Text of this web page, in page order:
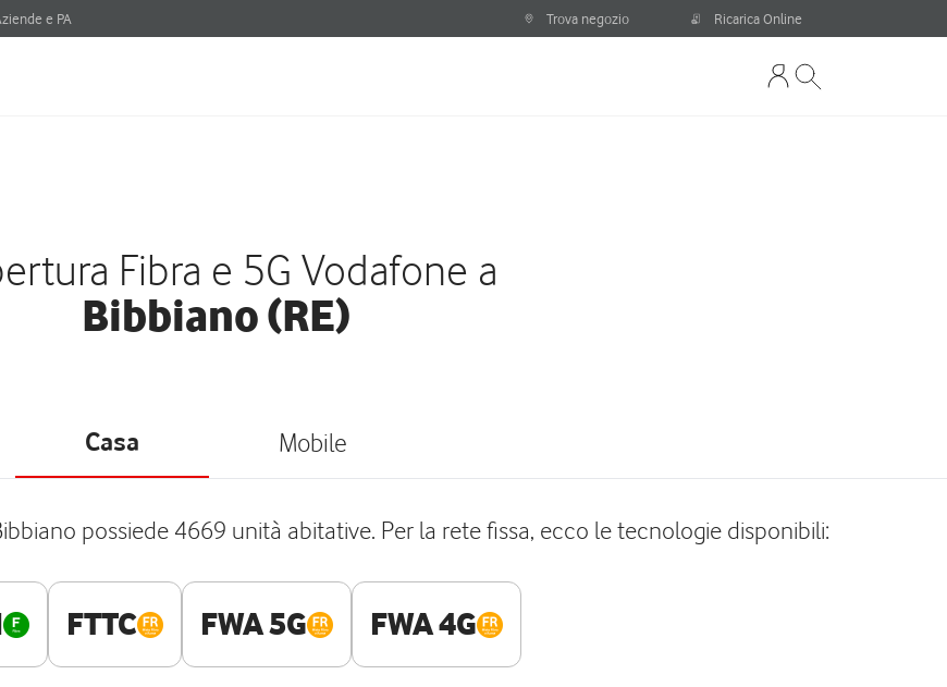
e PA Trova negozio Ricarica Online
Fibra e 5G Vodafone a
Bibbiano (RE)
Casa Mobile
possiede 4669 unità abitative. Per la rete fissa, ecco le tecnologie disponibili:
FTTC FWA 5G FWA 4G